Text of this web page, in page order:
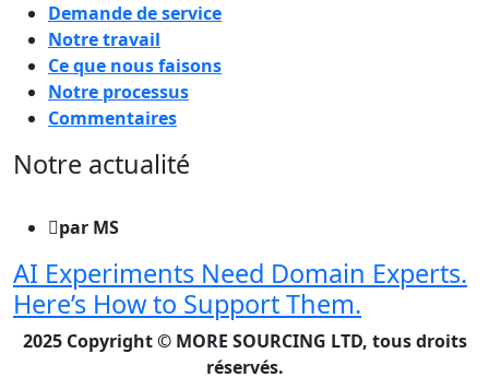
Demande de service
Notre travail
Ce que nous faisons
Notre processus
Commentaires
Notre actualité
par MS
AI Experiments Need Domain Experts.
Here’s How to Support Them.
2025 Copyright © MORE SOURCING LTD, tous droits
réservés.